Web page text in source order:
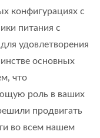
конфигурациях с
питания с
удовлетворения
основных
что
роль в ваших
продвигать
во всем нашем